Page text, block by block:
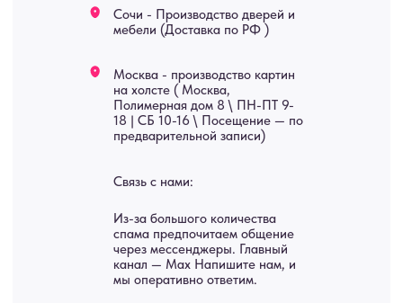
Возврат
© 2015-2026 Все права защищены. Не является офертой,
Отделка
• Согласие на обработку персональных данных